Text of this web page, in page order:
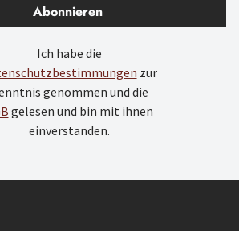
Abonnieren
Ich habe die
zur
genommen und die
gelesen und bin mit ihnen
einverstanden.